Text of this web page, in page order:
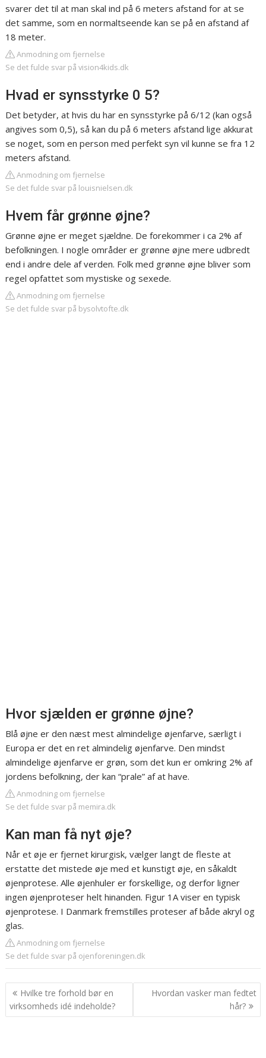
svarer det til at man skal ind på 6 meters afstand for at se
det samme, som en normaltseende kan se på en afstand af
18 meter.
Anmodning om fjernelse
Se det fulde svar på vision4kids.dk
Hvad er synsstyrke 0 5?
Det betyder, at hvis du har en synsstyrke på 6/12 (kan også
angives som 0,5), så kan du på 6 meters afstand lige akkurat
se noget, som en person med perfekt syn vil kunne se fra 12
meters afstand.
Anmodning om fjernelse
Se det fulde svar på louisnielsen.dk
Hvem får grønne øjne?
Grønne øjne er meget sjældne. De forekommer i ca 2% af
befolkningen. I nogle områder er grønne øjne mere udbredt
end i andre dele af verden. Folk med grønne øjne bliver som
regel opfattet som mystiske og sexede.
Anmodning om fjernelse
Se det fulde svar på bysolvtofte.dk
Hvor sjælden er grønne øjne?
Blå øjne er den næst mest almindelige øjenfarve, særligt i
Europa er det en ret almindelig øjenfarve. Den mindst
almindelige øjenfarve er grøn, som det kun er omkring 2% af
jordens befolkning, der kan “prale” af at have.
Anmodning om fjernelse
Se det fulde svar på memira.dk
Kan man få nyt øje?
Når et øje er fjernet kirurgisk, vælger langt de fleste at
erstatte det mistede øje med et kunstigt øje, en såkaldt
øjenprotese. Alle øjenhuler er forskellige, og derfor ligner
ingen øjenproteser helt hinanden. Figur 1A viser en typisk
øjenprotese. I Danmark fremstilles proteser af både akryl og
glas.
Anmodning om fjernelse
Se det fulde svar på ojenforeningen.dk
Indlægsnavigation
Hvilke tre forhold bør en
virksomheds idé indeholde?
Hvordan vasker man fedtet
hår?